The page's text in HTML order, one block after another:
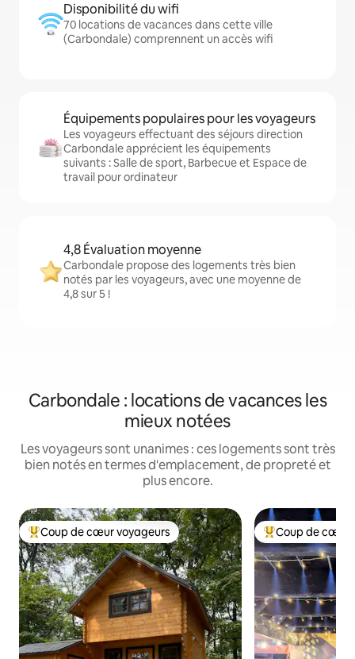
Disponibilité du wifi
70 locations de vacances dans cette ville
(Carbondale) comprennent un accès wifi
Équipements populaires pour les voyageurs
Les voyageurs effectuant des séjours direction
Carbondale apprécient les équipements
suivants : Salle de sport, Barbecue et Espace de
travail pour ordinateur
4,8 Évaluation moyenne
Carbondale propose des logements très bien
notés par les voyageurs, avec une moyenne de
4,8 sur 5 !
Carbondale : locations de vacances les
mieux notées
Les voyageurs sont unanimes : ces logements sont très
bien notés en termes d'emplacement, de propreté et
plus encore.
Coups de cœur voyageurs les plus appréciés
Coup de cœur voyageurs Coups de cœur
Coup de cœur